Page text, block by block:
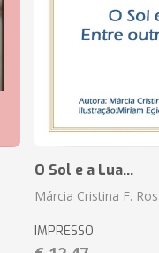
O Sol e a Lua...
Márcia Cristina F.
IMPRESSO